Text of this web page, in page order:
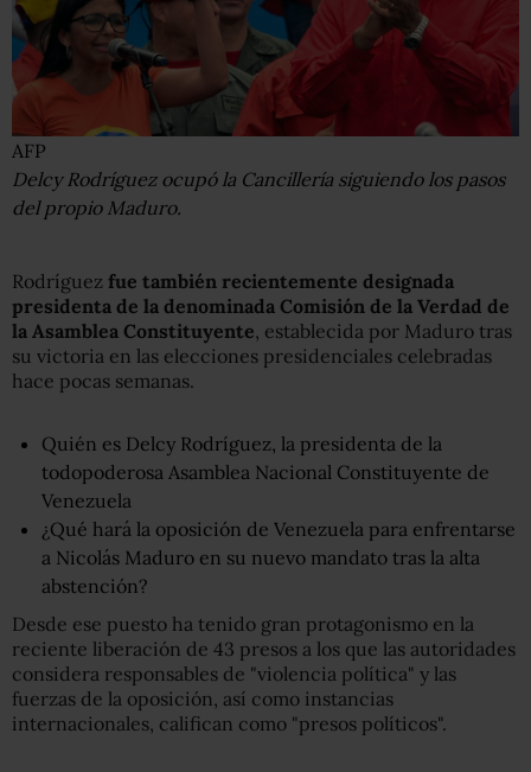
AFP
Delcy Rodríguez ocupó la Cancillería siguiendo los pasos
del propio Maduro.
Rodríguez fue también recientemente designada
presidenta de la denominada Comisión de la Verdad de
la Asamblea Constituyente, establecida por Maduro tras
su victoria en las elecciones presidenciales celebradas
hace pocas semanas.
Quién es Delcy Rodríguez, la presidenta de la
todopoderosa Asamblea Nacional Constituyente de
Venezuela
¿Qué hará la oposición de Venezuela para enfrentarse
a Nicolás Maduro en su nuevo mandato tras la alta
abstención?
Desde ese puesto ha tenido gran protagonismo en la
reciente liberación de 43 presos a los que las autoridades
considera responsables de "violencia política" y las
fuerzas de la oposición, así como instancias
internacionales, califican como "presos políticos".